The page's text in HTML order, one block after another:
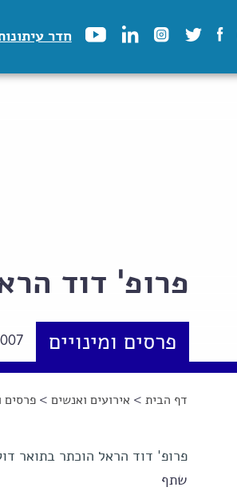
חדר
פרופ' דוד
פרסים ומינויים
הינך נמצא כאן
דף הבית > אירועים ואנשים >פרסים
פרופ' דוד הראל הוכתר בתואר
שתף